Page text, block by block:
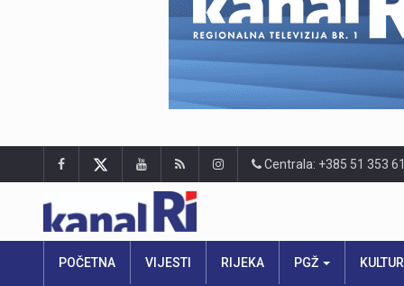
Centrala: +385 51 353
POČETNA VIJESTI RIJEKA PGŽ